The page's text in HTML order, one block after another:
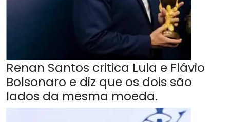
Renan Santos critica Lula e Flávio
Bolsonaro e diz que os dois são
lados da mesma moeda.